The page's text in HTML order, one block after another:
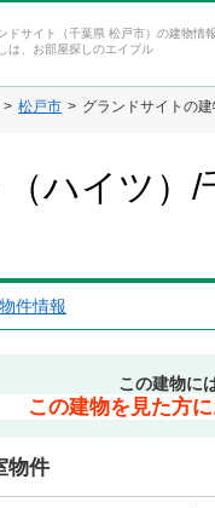
ドサイト（千葉県 松戸市）の建物情
は、お部屋探しのエイブル
松戸市 グランドサイトの
ハイツ）
件情報
この建物に
この建物を見た方
物件